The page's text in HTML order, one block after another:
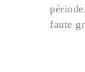
faute